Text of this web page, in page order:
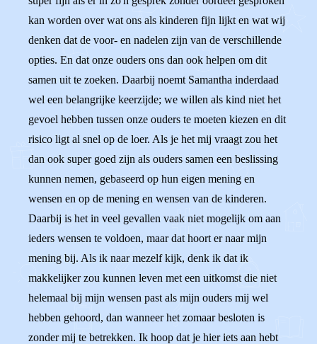
kan worden over wat ons als kinderen fijn lijkt en wat wij
denken dat de voor- en nadelen zijn van de verschillende
opties. En dat onze ouders ons dan ook helpen om dit
samen uit te zoeken. Daarbij noemt Samantha inderdaad
wel een belangrijke keerzijde; we willen als kind niet het
gevoel hebben tussen onze ouders te moeten kiezen en dit
risico ligt al snel op de loer. Als je het mij vraagt zou het
dan ook super goed zijn als ouders samen een beslissing
kunnen nemen, gebaseerd op hun eigen mening en
wensen en op de mening en wensen van de kinderen.
Daarbij is het in veel gevallen vaak niet mogelijk om aan
ieders wensen te voldoen, maar dat hoort er naar mijn
mening bij. Als ik naar mezelf kijk, denk ik dat ik
makkelijker zou kunnen leven met een uitkomst die niet
helemaal bij mijn wensen past als mijn ouders mij wel
hebben gehoord, dan wanneer het zomaar besloten is
zonder mij te betrekken. Ik hoop dat je hier iets aan hebt